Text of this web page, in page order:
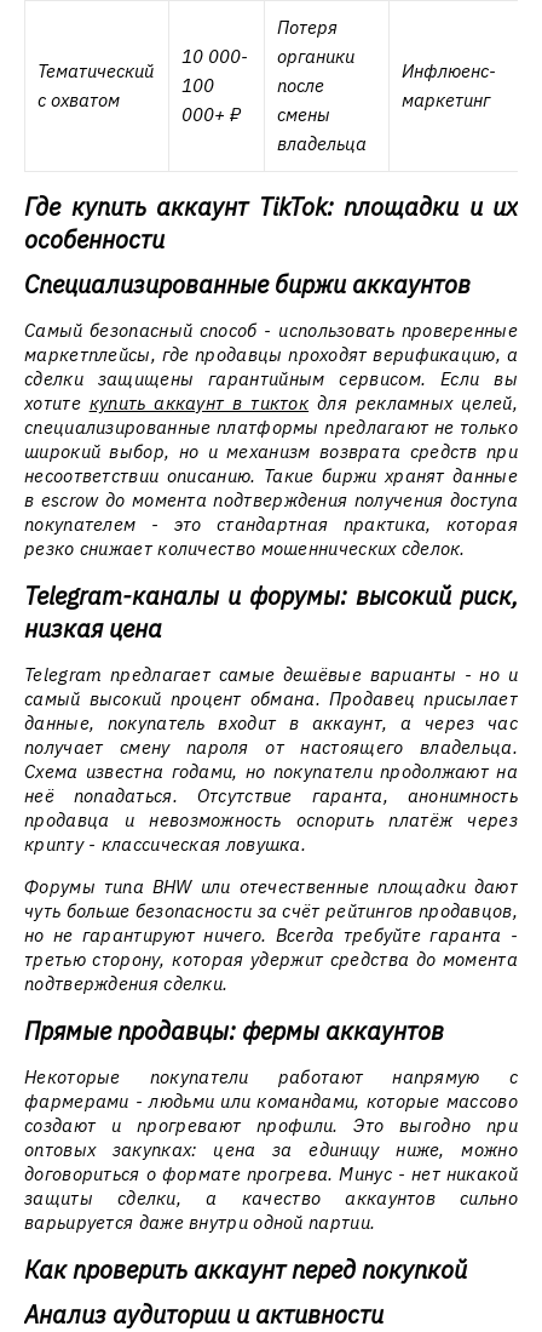
Тематический
с охватом
10 000-
100
000+ ₽
Потеря
органики
после
смены
владельца
Инфлюенс-
маркетинг
Где купить аккаунт TikTok: площадки и их
особенности
Специализированные биржи аккаунтов
Самый безопасный способ - использовать проверенные
маркетплейсы, где продавцы проходят верификацию, а
сделки защищены гарантийным сервисом. Если вы
хотите купить аккаунт в тикток для рекламных целей,
специализированные платформы предлагают не только
широкий выбор, но и механизм возврата средств при
несоответствии описанию. Такие биржи хранят данные
в escrow до момента подтверждения получения доступа
покупателем - это стандартная практика, которая
резко снижает количество мошеннических сделок.
Telegram-каналы и форумы: высокий риск,
низкая цена
Telegram предлагает самые дешёвые варианты - но и
самый высокий процент обмана. Продавец присылает
данные, покупатель входит в аккаунт, а через час
получает смену пароля от настоящего владельца.
Схема известна годами, но покупатели продолжают на
неё попадаться. Отсутствие гаранта, анонимность
продавца и невозможность оспорить платёж через
крипту - классическая ловушка.
Форумы типа BHW или отечественные площадки дают
чуть больше безопасности за счёт рейтингов продавцов,
но не гарантируют ничего. Всегда требуйте гаранта -
третью сторону, которая удержит средства до момента
подтверждения сделки.
Прямые продавцы: фермы аккаунтов
Некоторые покупатели работают напрямую с
фармерами - людьми или командами, которые массово
создают и прогревают профили. Это выгодно при
оптовых закупках: цена за единицу ниже, можно
договориться о формате прогрева. Минус - нет никакой
защиты сделки, а качество аккаунтов сильно
варьируется даже внутри одной партии.
Как проверить аккаунт перед покупкой
Анализ аудитории и активности